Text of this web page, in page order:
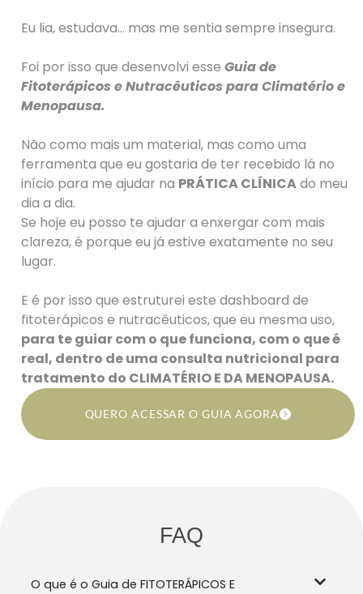
Eu lia, estudava… mas me sentia sempre insegura.
Foi por isso que desenvolvi esse Guia de
Fitoterápicos e Nutracêuticos para Climatério e
Menopausa.
Não como mais um material, mas como uma
ferramenta que eu gostaria de ter recebido lá no
início para me ajudar na PRÁTICA CLÍNICAdo meu
dia a dia.
Se hoje eu posso te ajudar a enxergar com mais
clareza, é porque eu já estive exatamente no seu
lugar.
E é por isso que estruturei este dashboard de
fitoterápicos e nutracêuticos, que eu mesma uso,
para te guiar com o que funciona, com o que é
real, dentro de uma consulta nutricional para
tratamento do CLIMATÉRIO E DA MENOPAUSA.
QUERO ACESSAR O GUIA AGORA
FAQ
O que é o Guia de FITOTERÁPICOS E